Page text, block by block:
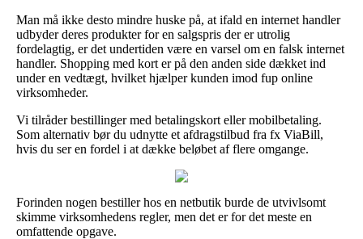
Man må ikke desto mindre huske på, at ifald en internet handler
udbyder deres produkter for en salgspris der er utrolig
fordelagtig, er det undertiden være en varsel om en falsk internet
handler. Shopping med kort er på den anden side dækket ind
under en vedtægt, hvilket hjælper kunden imod fup online
virksomheder.
Vi tilråder bestillinger med betalingskort eller mobilbetaling.
Som alternativ bør du udnytte et afdragstilbud fra fx ViaBill,
hvis du ser en fordel i at dække beløbet af flere omgange.
Forinden nogen bestiller hos en netbutik burde de utvivlsomt
skimme virksomhedens regler, men det er for det meste en
omfattende opgave.